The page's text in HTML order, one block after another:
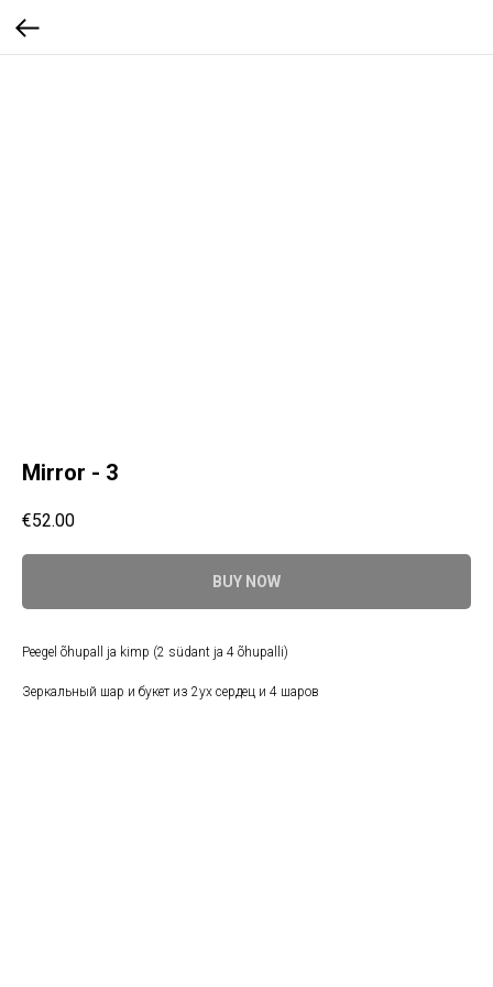
Mirror - 3
€52.00
BUY NOW
Peegel õhupall ja kimp (2 südant ja 4 õhupalli)
Зеркальный шар и букет из 2ух сердец и 4 шаров